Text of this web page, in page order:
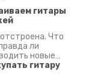
гитары
Что
ли
новые
- да.
:)
гитару